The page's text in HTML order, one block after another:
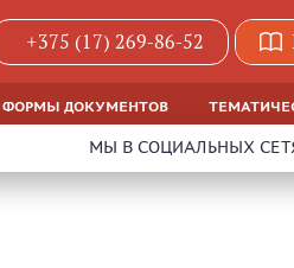
+375 (17) 269-86-52
ФОРМЫ ДОКУМЕНТОВ
МЫ В СОЦИАЛЬНЫХ